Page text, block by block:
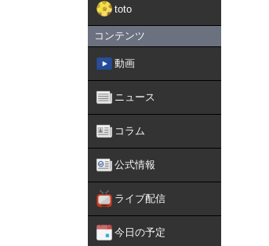
toto
コンテンツ
動画
ニュース
コラム
公式情報
ライブ配信
今日の予定